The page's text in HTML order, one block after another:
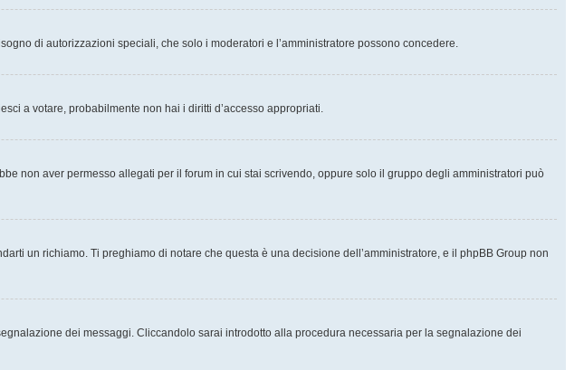
di autorizzazioni speciali, che solo i moderatori e l’amministratore possono concedere.
a votare, probabilmente non hai i diritti d’accesso appropriati.
non aver permesso allegati per il forum in cui stai scrivendo, oppure solo il gruppo degli amministratori può
un richiamo. Ti preghiamo di notare che questa è una decisione dell’amministratore, e il phpBB Group non
dei messaggi. Cliccandolo sarai introdotto alla procedura necessaria per la segnalazione dei